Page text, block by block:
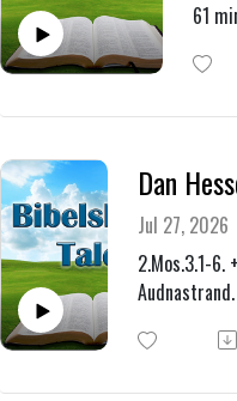
61
Jul 27, 2026
2.Mos.3.1-6.